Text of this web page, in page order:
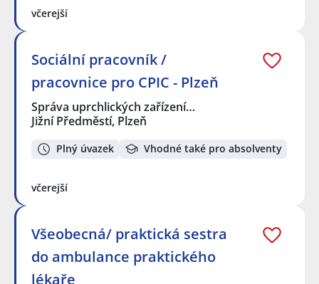
včerejší
Sociální pracovník /
pracovnice pro CPIC - Plzeň
Správa uprchlických zařízení…
Jižní Předměstí, Plzeň
Plný úvazek Vhodné také pro absolventy
včerejší
Všeobecná/ praktická sestra
do ambulance praktického
lékaře